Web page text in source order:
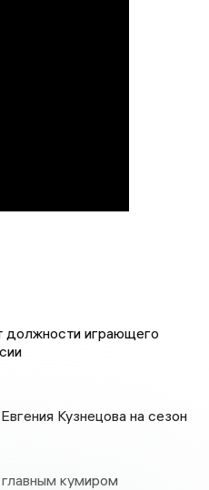
должности играющего
Кузнецова на сезон
кумиром